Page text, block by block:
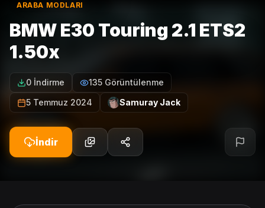
ARABA MODLARI
BMW E30 Touring 2.1 ETS2
1.50x
0 İndirme
135 Görüntülenme
5 Temmuz 2024
Samuray Jack
İndir